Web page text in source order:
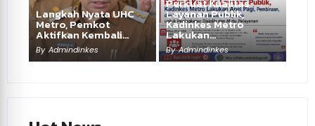
Langkah Nyata UHC
Metro, Pemkot
Aktifkan Kembali…
By Admindinkes
Layanan Publik,
Kadinkes Metro
Lakukan…
By Admindinkes